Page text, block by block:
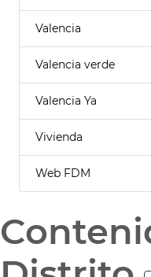
Valencia
Valencia verde
Valencia Ya
Vivienda
Web FDM